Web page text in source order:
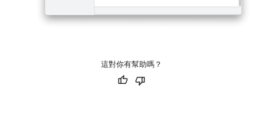
這對你有幫助嗎？